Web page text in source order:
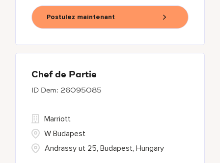
Postulez maintenant
Chef de Partie
26095085
Andrassy ut 25, Budapest, Hungary
Marriott
W Budapest